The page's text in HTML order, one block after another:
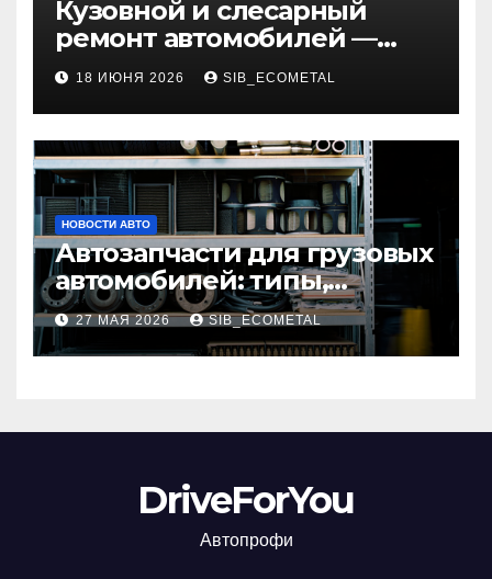
Кузовной и слесарный
ремонт автомобилей —
наличие оригинальных
запчастей и типичные
сроки выполнения работ
18 ИЮНЯ 2026 SIB_ECOMETAL
НОВОСТИ АВТО
Автозапчасти для грузовых
автомобилей: типы,
совместимость и критерии
подбора
27 МАЯ 2026 SIB_ECOMETAL
DriveForYou
Автопрофи